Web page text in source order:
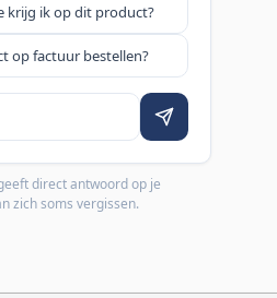
krijg ik op dit product?
op factuur bestellen?
direct antwoord op je
zich soms vergissen.